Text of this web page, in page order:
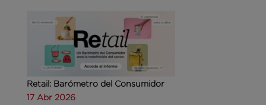
Retail: Barómetro del Consumidor
17 Abr 2026